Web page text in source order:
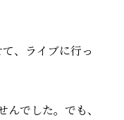
、ライブに行っ
でした。でも、